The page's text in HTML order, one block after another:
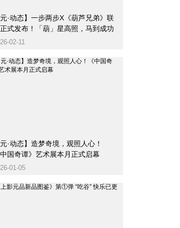
元·动态】一步两步X《葫芦兄弟》联
式发布！「葫」星高照，马到成功
02-11
元·动态】造梦奇境，观照人心！
中国奇谭》艺术展本月正式启幕
01-05